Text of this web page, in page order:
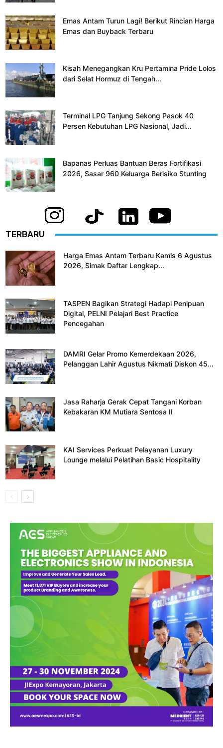
Emas Antam Turun Lagi! Berikut Rincian Harga
Emas dan Buyback Terbaru
Kisah Menegangkan Kru Pertamina Pride Lolos
dari Selat Hormuz di Tengah...
Terminal LPG Tanjung Sekong Pasok 40
Persen Kebutuhan LPG Nasional, Jadi...
Bapanas Perluas Bantuan Beras Fortifikasi
2026, Sasar 960 Keluarga Berisiko Stunting
TERBARU
Harga Emas Antam Terbaru Kamis 6 Agustus
2026, Simak Daftar Lengkap...
TASPEN Bagikan Strategi Hadapi Penipuan
Digital, PELNI Pelajari Best Practice
Pencegahan
DAMRI Gelar Promo Kemerdekaan 2026,
Pelanggan Lahir Agustus Nikmati Diskon 45...
Jasa Raharja Gerak Cepat Tangani Korban
Kebakaran KM Mutiara Sentosa II
KAI Services Perkuat Pelayanan Luxury
Lounge melalui Pelatihan Basic Hospitality